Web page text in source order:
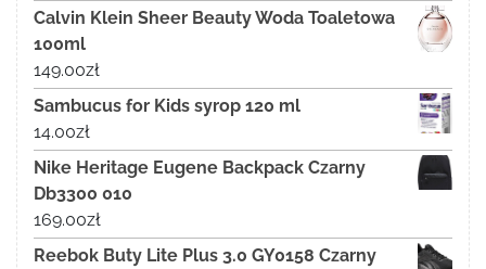
Calvin Klein Sheer Beauty Woda Toaletowa
100ml
149.00zł
Sambucus for Kids syrop 120 ml
14.00zł
Nike Heritage Eugene Backpack Czarny
Db3300 010
169.00zł
Reebok Buty Lite Plus 3.0 GY0158 Czarny